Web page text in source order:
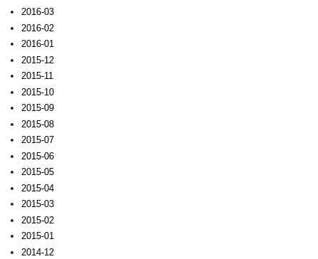
2016-03
2016-02
2016-01
2015-12
2015-11
2015-10
2015-09
2015-08
2015-07
2015-06
2015-05
2015-04
2015-03
2015-02
2015-01
2014-12